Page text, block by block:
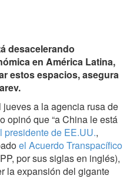
desacelerando
en América Latina,
estos espacios, asegura
a la agencia rusa de
opinó que “a China le está
presidente de EE.UU.,
el Acuerdo Transpacífico
por sus siglas en inglés),
la expansión del gigante